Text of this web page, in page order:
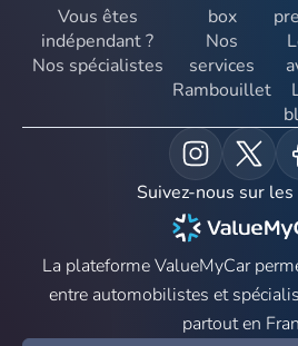
Vous êtes
indépendant ?
Nos spécialistes
box
Nos
services
Rambouillet
Suivez-nous sur
La plateforme ValueMyCar
entre automobilistes et
partout en